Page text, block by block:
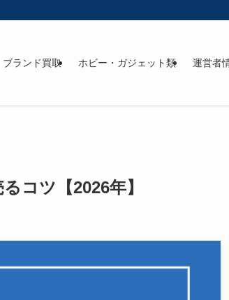
ブランド買取 ホビー・ガジェット類 運営者
コツ【2026年】